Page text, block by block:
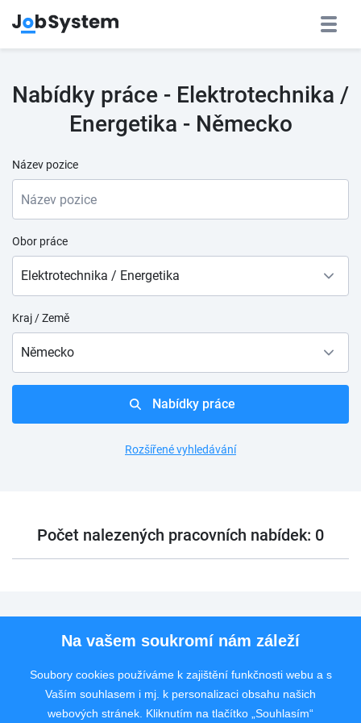
Nabídky práce - Elektrotechnika /
Energetika - Německo
Název pozice
Obor práce
Elektrotechnika / Energetika
Kraj / Země
Německo
Nabídky práce
Rozšířené vyhledávání
Počet nalezených pracovních nabídek: 0
Pro uchazeče
Rychlý kontakt
Na vašem soukromí nám záleží
Soubory cookies používáme k zajištění funkčnosti webu a s
Vaším souhlasem i mj. k personalizaci obsahu našich
webových stránek. Kliknutím na tlačítko „Souhlasím“